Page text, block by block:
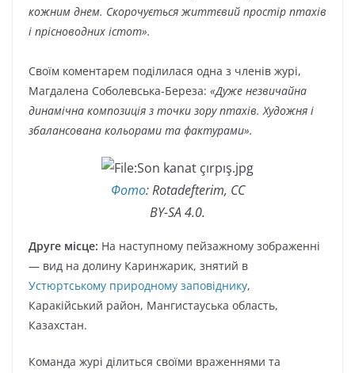
кожним днем. Скорочується життєвий простір птахів
і прісноводних істот».
Своїм коментарем поділилася одна з членів журі,
Магдалена Соболевська-Береза: «Дуже незвичайна
динамічна композиція з точки зору птахів. Художня і
збалансована кольорами та фактурами».
Фото: Rotadefterim, CC
BY-SA 4.0.
Друге місце: На наступному пейзажному зображенні
— вид на долину Каринжарик, знятий в
Устюртському природному заповіднику,
Каракійський район, Мангистауська область,
Казахстан.
Команда журі ділиться своїми враженнями та